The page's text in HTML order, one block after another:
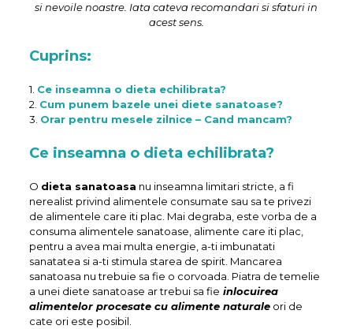
si nevoile noastre. Iata cateva recomandari si sfaturi in
acest sens.
Cuprins:
1. Ce inseamna o dieta echilibrata?
2. Cum punem bazele unei diete sanatoase?
3. Orar pentru mesele zilnice – Cand mancam?
Ce inseamna o dieta echilibrata?
O dieta sanatoasa nu inseamna limitari stricte, a fi
nerealist privind alimentele consumate sau sa te privezi
de alimentele care iti plac. Mai degraba, este vorba de a
consuma alimentele sanatoase, alimente care iti plac,
pentru a avea mai multa energie, a-ti imbunatati
sanatatea si a-ti stimula starea de spirit. Mancarea
sanatoasa nu trebuie sa fie o corvoada. Piatra de temelie
a unei diete sanatoase ar trebui sa fie inlocuirea
alimentelor procesate cu alimente naturaleori de
cate ori este posibil.